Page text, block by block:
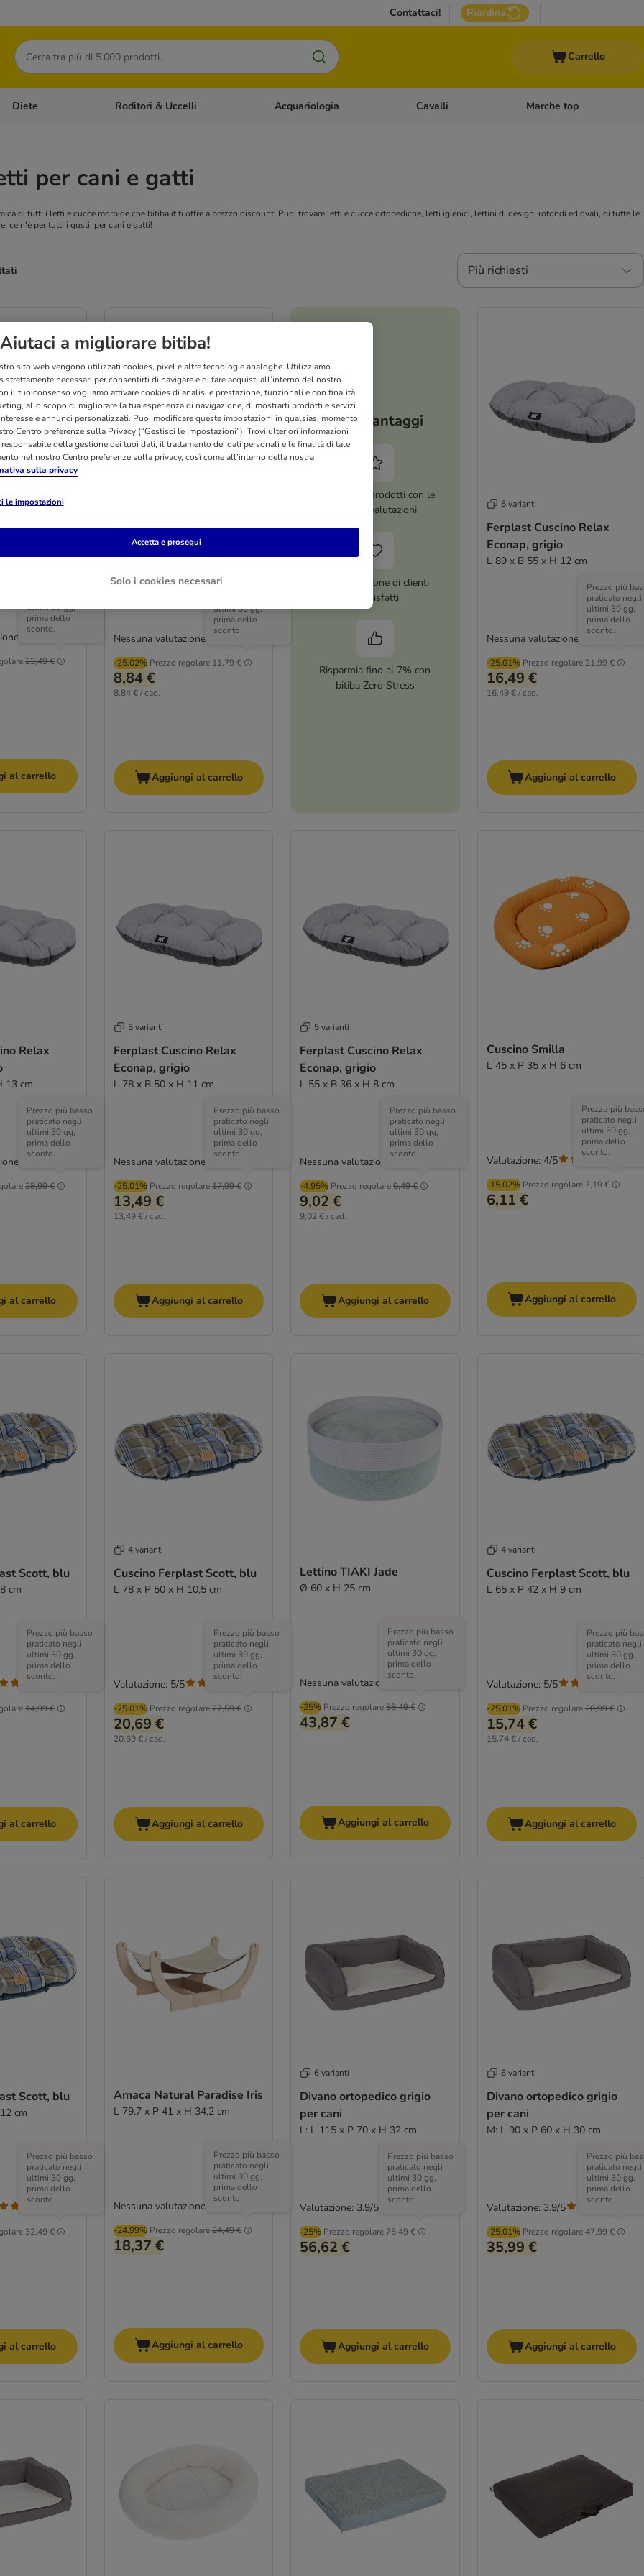
Contattaci! Riordina
Cerca
Carrello
Apri Menù Categoria: Cani
Diete Apri Menù Categoria: Diete
Roditori & Uccelli Apri Menù Categoria: Roditori & Uccelli
Acquariologia Apri Menù Categoria: Acquariologia
Cavalli Apri Menù Categoria: Cavalli
Marche top
per cani e gatti
di tutti i letti e cucce morbide che bitiba.it ti offre a prezzo discount! Puoi trovare letti e cucce ortopediche, letti igienici, lettini di design, rotondi ed ovali, di tutte le
ce n'è per tutti i gusti, per cani e gatti!
Più richiesti
Ostuni
23,49 €
ultimi 30 gg,
prima dello
sconto.
al carrello
Ferplast Cuscino Relax
Econap, grigio
L 65 x B 42 x H 8 cm
-25.02% Prezzo regolare11,79 €
Prezzo più basso
ultimi 30 gg,
prima dello
sconto.
8,84 €
8,84 € / cad.
Nessuna valutazione
Aggiungi al carrello
I tuoi vantaggi
Oltre 8.000 prodotti con le
migliori valutazioni
Più di 1 milione di clienti
soddisfatti
Risparmia fino al 7% con
bitiba Zero Stress
5 varianti
Ferplast Cuscino Relax
Econap, grigio
L 89 x B 55 x H 12 cm
-25.01% Prezzo regolare21,99 €
Prezzo più
praticato negli
ultimi 30 gg,
prima dello
sconto.
16,49 €
16,49 € / cad.
Nessuna valutazione
Aggiungi al carrello
Relax
13 cm
28,99 €
Prezzo più basso
praticato negli
ultimi 30 gg,
prima dello
sconto.
al carrello
5 varianti
Ferplast Cuscino Relax
Econap, grigio
L 78 x B 50 x H 11 cm
-25.01% Prezzo regolare17,99 €
Prezzo più basso
praticato negli
ultimi 30 gg,
prima dello
sconto.
13,49 €
13,49 € / cad.
Nessuna valutazione
Aggiungi al carrello
5 varianti
Ferplast Cuscino Relax
Econap, grigio
L 55 x B 36 x H 8 cm
-4.95% Prezzo regolare9,49 €
Prezzo più basso
praticato negli
ultimi 30 gg,
prima dello
sconto.
9,02 €
9,02 € / cad.
Nessuna valutazione
Aggiungi al carrello
Cuscino Smilla
L 45 x P 35 x H 6 cm
-15.02% Prezzo regolare7,19 €
Prezzo più
praticato negli
ultimi 30 gg,
prima dello
sconto.
6,11 €
Valutazione: 4/5
Aggiungi al carrello
Scott, blu
cm
14,99 €
Prezzo più basso
praticato negli
ultimi 30 gg,
prima dello
sconto.
al carrello
4 varianti
Cuscino Ferplast Scott, blu
L 78 x P 50 x H 10,5 cm
-25.01% Prezzo regolare27,59 €
Prezzo più basso
praticato negli
ultimi 30 gg,
prima dello
sconto.
20,69 €
20,69 € / cad.
Valutazione: 5/5
Aggiungi al carrello
Lettino TIAKI Jade
Ø 60 x H 25 cm
-25% Prezzo regolare58,49 €
Prezzo più basso
praticato negli
ultimi 30 gg,
prima dello
sconto.
43,87 €
Nessuna valutazione
Aggiungi al carrello
4 varianti
Cuscino Ferplast Scott, blu
L 65 x P 42 x H 9 cm
-25.01% Prezzo regolare20,99 €
Prezzo più
praticato negli
ultimi 30 gg,
prima dello
sconto.
15,74 €
15,74 € / cad.
Valutazione: 5/5
Aggiungi al carrello
Scott, blu
cm
32,49 €
Prezzo più basso
praticato negli
ultimi 30 gg,
prima dello
sconto.
al carrello
Amaca Natural Paradise Iris
L 79,7 x P 41 x H 34,2 cm
-24.99% Prezzo regolare24,49 €
Prezzo più basso
praticato negli
ultimi 30 gg,
prima dello
sconto.
18,37 €
Nessuna valutazione
Aggiungi al carrello
6 varianti
Divano ortopedico grigio
per cani
L: L 115 x P 70 x H 32 cm
-25% Prezzo regolare75,49 €
Prezzo più basso
praticato negli
ultimi 30 gg,
prima dello
sconto.
56,62 €
Valutazione: 3.9/5
Aggiungi al carrello
6 varianti
Divano ortopedico grigio
per cani
M: L 90 x P 60 x H 30 cm
-25.01% Prezzo regolare47,99 €
Prezzo più
praticato negli
ultimi 30 gg,
prima dello
sconto.
35,99 €
Valutazione: 3.9/5
Aggiungi al carrello
Aiutaci a migliorare bitiba!
sito web vengono utilizzati cookies, pixel e altre tecnologie analoghe. Utilizziamo
strettamente necessari per consentirti di navigare e di fare acquisti all’interno del nostro
il tuo consenso vogliamo attivare cookies di analisi e prestazione, funzionali e con finalità
allo scopo di migliorare la tua esperienza di navigazione, di mostrarti prodotti e servizi
e annunci personalizzati. Puoi modificare queste impostazioni in qualsiasi momento
Centro preferenze sulla Privacy (“Gestisci le impostazioni”). Trovi ulteriori informazioni
della gestione dei tuoi dati, il trattamento dei dati personali e le finalità di tale
nel nostro Centro preferenze sulla privacy, così come all’interno della nostra
sulla privacy
le impostazioni
Solo i cookies necessari
Accetta e prosegui